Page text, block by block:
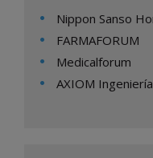
Nippon Sanso
FARMAFORUM
Medicalforum
AXIOM Ingeniería